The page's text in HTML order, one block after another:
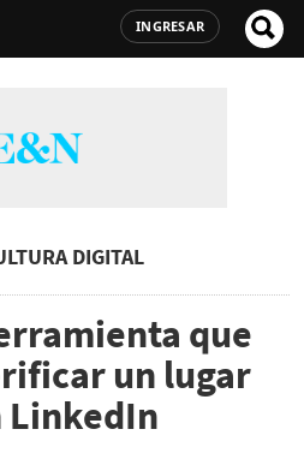
INGRESAR
DIGITAL
que
un lugar
LinkedIn